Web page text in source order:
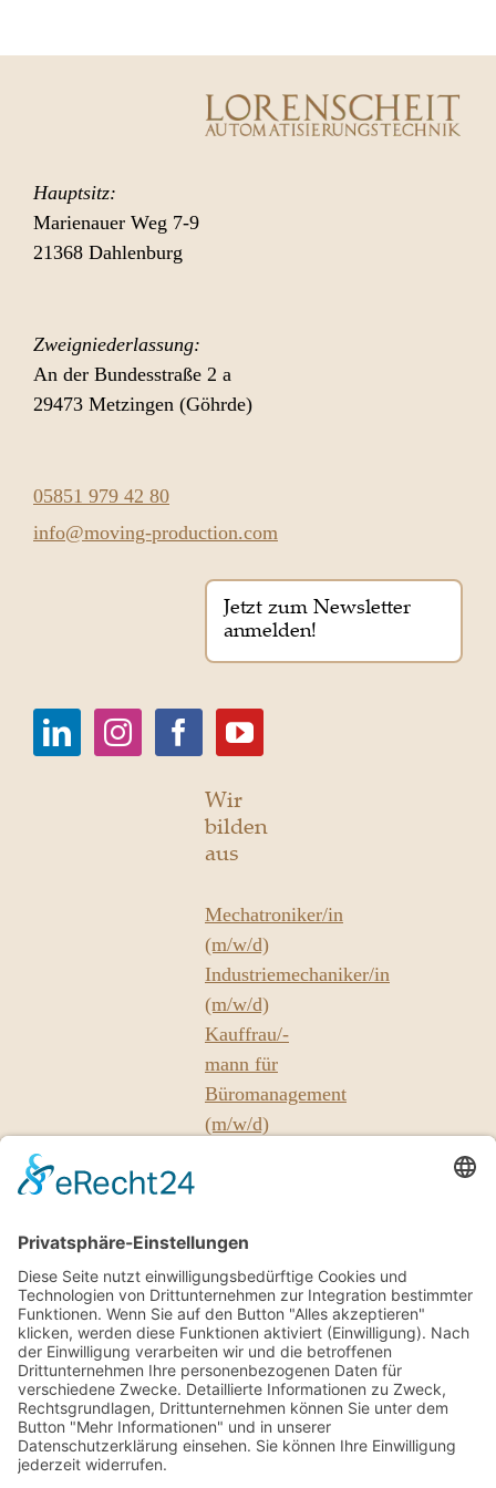
Hauptsitz:
Marienauer Weg 7-9
21368 Dahlenburg
Zweigniederlassung:
An der Bundesstraße 2 a
29473 Metzingen (Göhrde)
05851 979 42 80
info@moving-production.com
Jetzt zum Newsletter
anmelden!
Wir
bilden
aus
Mechatroniker/in
(m/w/d)
Industriemechaniker/in
(m/w/d)
Kauffrau/-
mann für
Büromanagement
(m/w/d)